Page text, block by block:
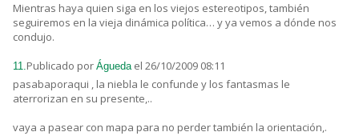
Mientras haya quien siga en los viejos estereotipos, también
seguiremos en la vieja dinámica política… y ya vemos a dónde nos
condujo.
11.Publicado por Águeda el 26/10/2009 08:11
pasabaporaqui , la niebla le confunde y los fantasmas le
aterrorizan en su presente,..
vaya a pasear con mapa para no perder también la orientación,.